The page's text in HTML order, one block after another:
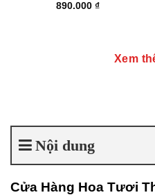
890.000 ₫
Xem
Nội dung
Cửa Hàng Hoa Tươi